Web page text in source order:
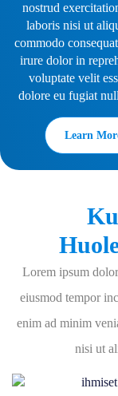
nostrud
laboris nisi ut
commodo
irure dolor in
voluptate velit
dolore eu fugiat
Learn
Lorem ipsum
eiusmod tempor
enim ad minim
nisi ut